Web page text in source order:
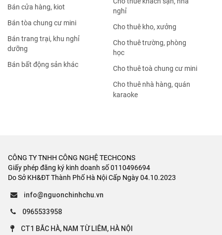
Bán cửa hàng, kiot
Bán tòa chung cư mini
Bán trang trại, khu nghỉ
dưỡng
Bán bất động sản khác
nghỉ
Cho thuê kho, xưởng
Cho thuê trường, phòng
học
Cho thuê toà chung cư mini
Cho thuê nhà hàng, quán
karaoke
CÔNG TY TNHH CÔNG NGHỆ TECHCONS
Giấy phép đăng ký kinh doanh số 0110496694
Do Sở KH&ĐT Thành Phố Hà Nội Cấp Ngày 04.10.2023
info@nguonchinhchu.vn
0965533958
CT1 BẮC HÀ, NAM TỪ LIÊM, HÀ NỘI